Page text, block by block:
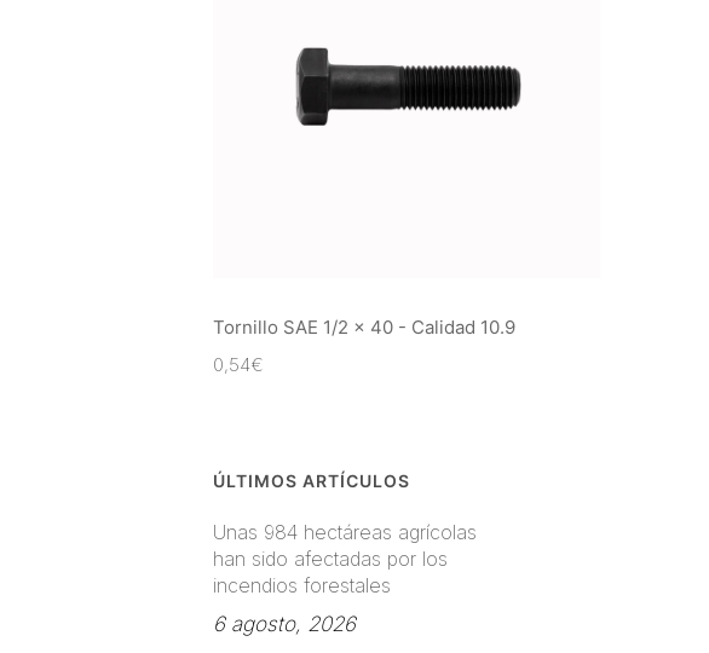
Tornillo SAE 1/2 x 40 - Calidad 10.9
0,54€
ÚLTIMOS ARTÍCULOS
Unas 984 hectáreas agrícolas
han sido afectadas por los
incendios forestales
6 agosto, 2026